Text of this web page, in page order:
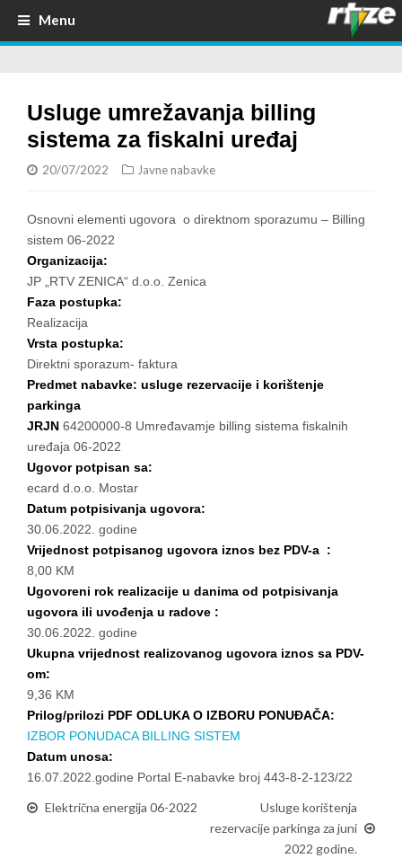
Menu
Usluge umrežavanja billing
sistema za fiskalni uređaj
20/07/2022 Javne nabavke
Osnovni elementi ugovora o direktnom sporazumu – Billing
sistem 06-2022
Organizacija:
JP „RTV ZENICA“ d.o.o. Zenica
Faza postupka:
Realizacija
Vrsta postupka:
Direktni sporazum- faktura
Predmet nabavke: usluge rezervacije i korištenje
parkinga
JRJN 64200000-8 Umređavamje billing sistema fiskalnih
uređaja 06-2022
Ugovor potpisan sa:
ecard d.o.o. Mostar
Datum potpisivanja ugovora:
30.06.2022. godine
Vrijednost potpisanog ugovora iznos bez PDV-a :
8,00 KM
Ugovoreni rok realizacije u danima od potpisivanja
ugovora ili uvođenja u radove :
30.06.2022. godine
Ukupna vrijednost realizovanog ugovora iznos sa PDV-
om:
9,36 KM
Prilog/prilozi PDF ODLUKA O IZBORU PONUĐAČA:
IZBOR PONUDACA BILLING SISTEM
Datum unosa:
16.07.2022.godine Portal E-nabavke broj 443-8-2-123/22
Električna energija 06-2022
Usluge korištenja
rezervacije parkinga za juni
2022 godine.